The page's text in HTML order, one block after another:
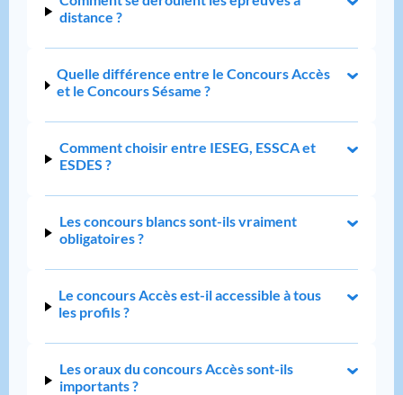
distance ?
Quelle différence entre le Concours Accès
et le Concours Sésame ?
Comment choisir entre IESEG, ESSCA et
ESDES ?
Les concours blancs sont-ils vraiment
obligatoires ?
Le concours Accès est-il accessible à tous
les profils ?
Les oraux du concours Accès sont-ils
importants ?